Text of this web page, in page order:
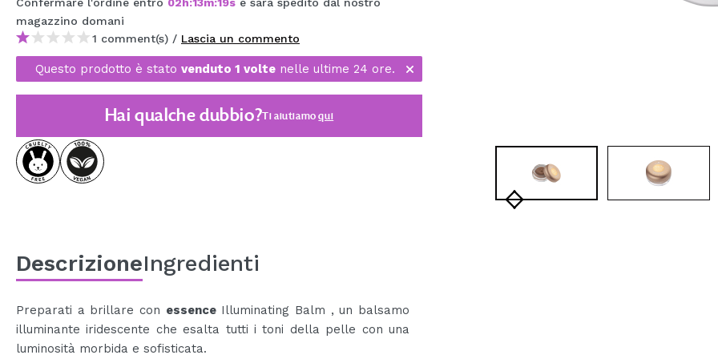
MAQUIFARMA
KOREA ZONE
TRAVEL SIZE
SPECIALE
PROSSIMAMENTE
Confermare l'ordine entro 02h:13m:19s e sarà spedito dal nostro
magazzino domani
1 comment(s) / Lascia un commento
Questo prodotto è stato venduto 1 volte nelle ultime 24 ore.
Hai qualche dubbio?Ti aiutiamoqui
DescrizioneIngredienti
Preparati a brillare con essenceIlluminating Balm , un balsamo
illuminante iridescente che esalta tutti i toni della pelle con una
luminosità morbida e sofisticata.